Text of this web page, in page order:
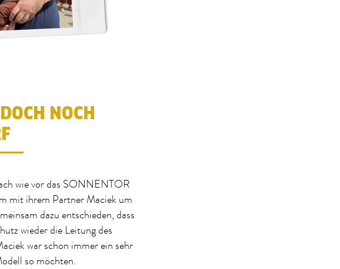
NOCH
wie vor das SONNENTOR
mit ihrem Partner Maciek um
dazu entschieden, dass
wieder die Leitung des
war schon immer ein sehr
so möchten.